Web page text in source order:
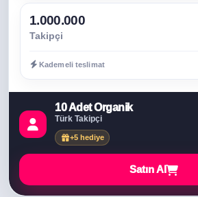
1.000.000
Takipçi
Kademeli teslimat
10 Adet Organik
Türk Takipçi
+5 hediye
Satın Al